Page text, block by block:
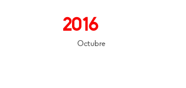
2016
Octubre